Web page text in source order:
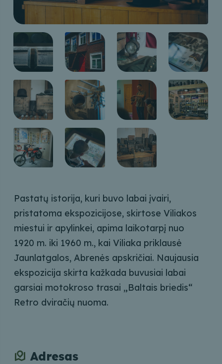
Pastatų istorija, kuri buvo labai įvairi,
pristatoma ekspozicijose, skirtose Viliakos
miestui ir apylinkei, apima laikotarpį nuo
1920 m. iki 1960 m., kai Viliaka priklausė
Jaunlatgalos, Abrenės apskričiai. Naujausia
ekspozicija skirta kažkada buvusiai labai
garsiai motokroso trasai „Baltais briedis“
Retro dviračių nuoma.
Adresas